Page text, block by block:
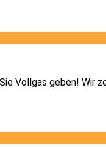
Vollgas geben! Wir